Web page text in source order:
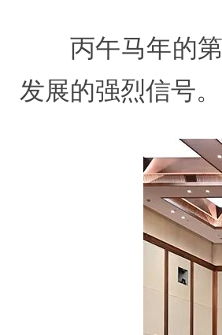
丙午马年的
发展的强烈信号。